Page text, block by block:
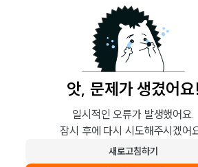
앗, 문제가 생겼어요!
일시적인 오류가 발생했어요.
잠시 후에 다시 시도해주시겠어
새로고침하기